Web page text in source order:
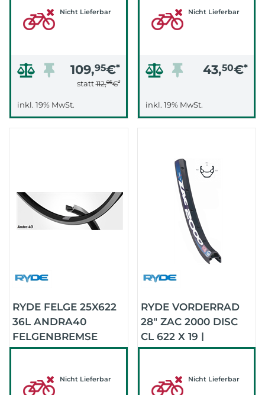
Nicht Lieferbar
109,95€*
statt112,95€*
inkl. 19% MwSt.
Nicht Lieferbar
43,50€*
inkl. 19% MwSt.
RYDE FELGE 25X622
36L ANDRA40
FELGENBREMSE
(SCHWARZ)
Nicht Lieferbar
RYDE VORDERRAD
28" ZAC 2000 DISC
CL 622 X 19 |
(SCHWARZ/SCHWARZ/
Nicht Lieferbar